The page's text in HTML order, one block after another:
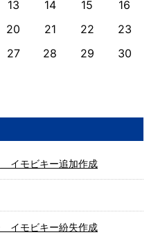
13 14 15
16
20 21 22
23
27 28 29
30
イモビキー追加作成
イモビキー紛失作成